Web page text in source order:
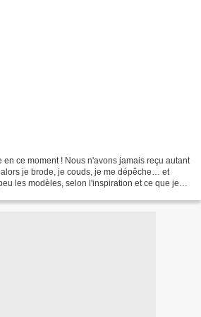
en ce moment ! Nous n'avons jamais reçu autant
je brode, je couds, je me dépêche… et
les modèles, selon l'inspiration et ce que je